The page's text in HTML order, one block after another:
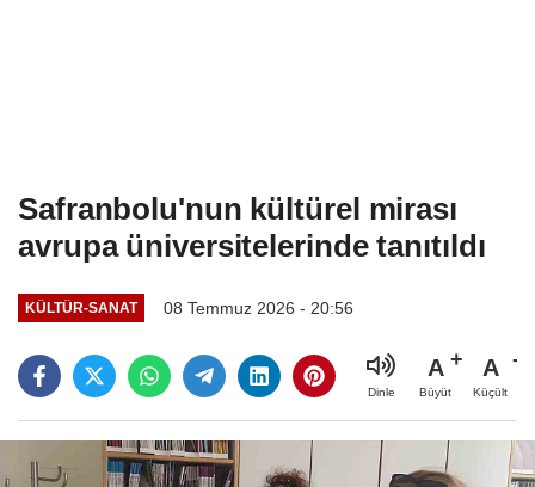
Safranbolu'nun kültürel mirası
avrupa üniversitelerinde tanıtıldı
KÜLTÜR-SANAT 08 Temmuz 2026 - 20:56
Dinle
A
Büyüt
A
Küçült